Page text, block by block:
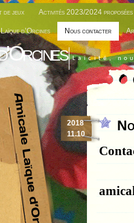
de jeux Activités 2023/2024 proposées
Laïque d’Orcines Nous contacter
Laïcité,
2018
11.10